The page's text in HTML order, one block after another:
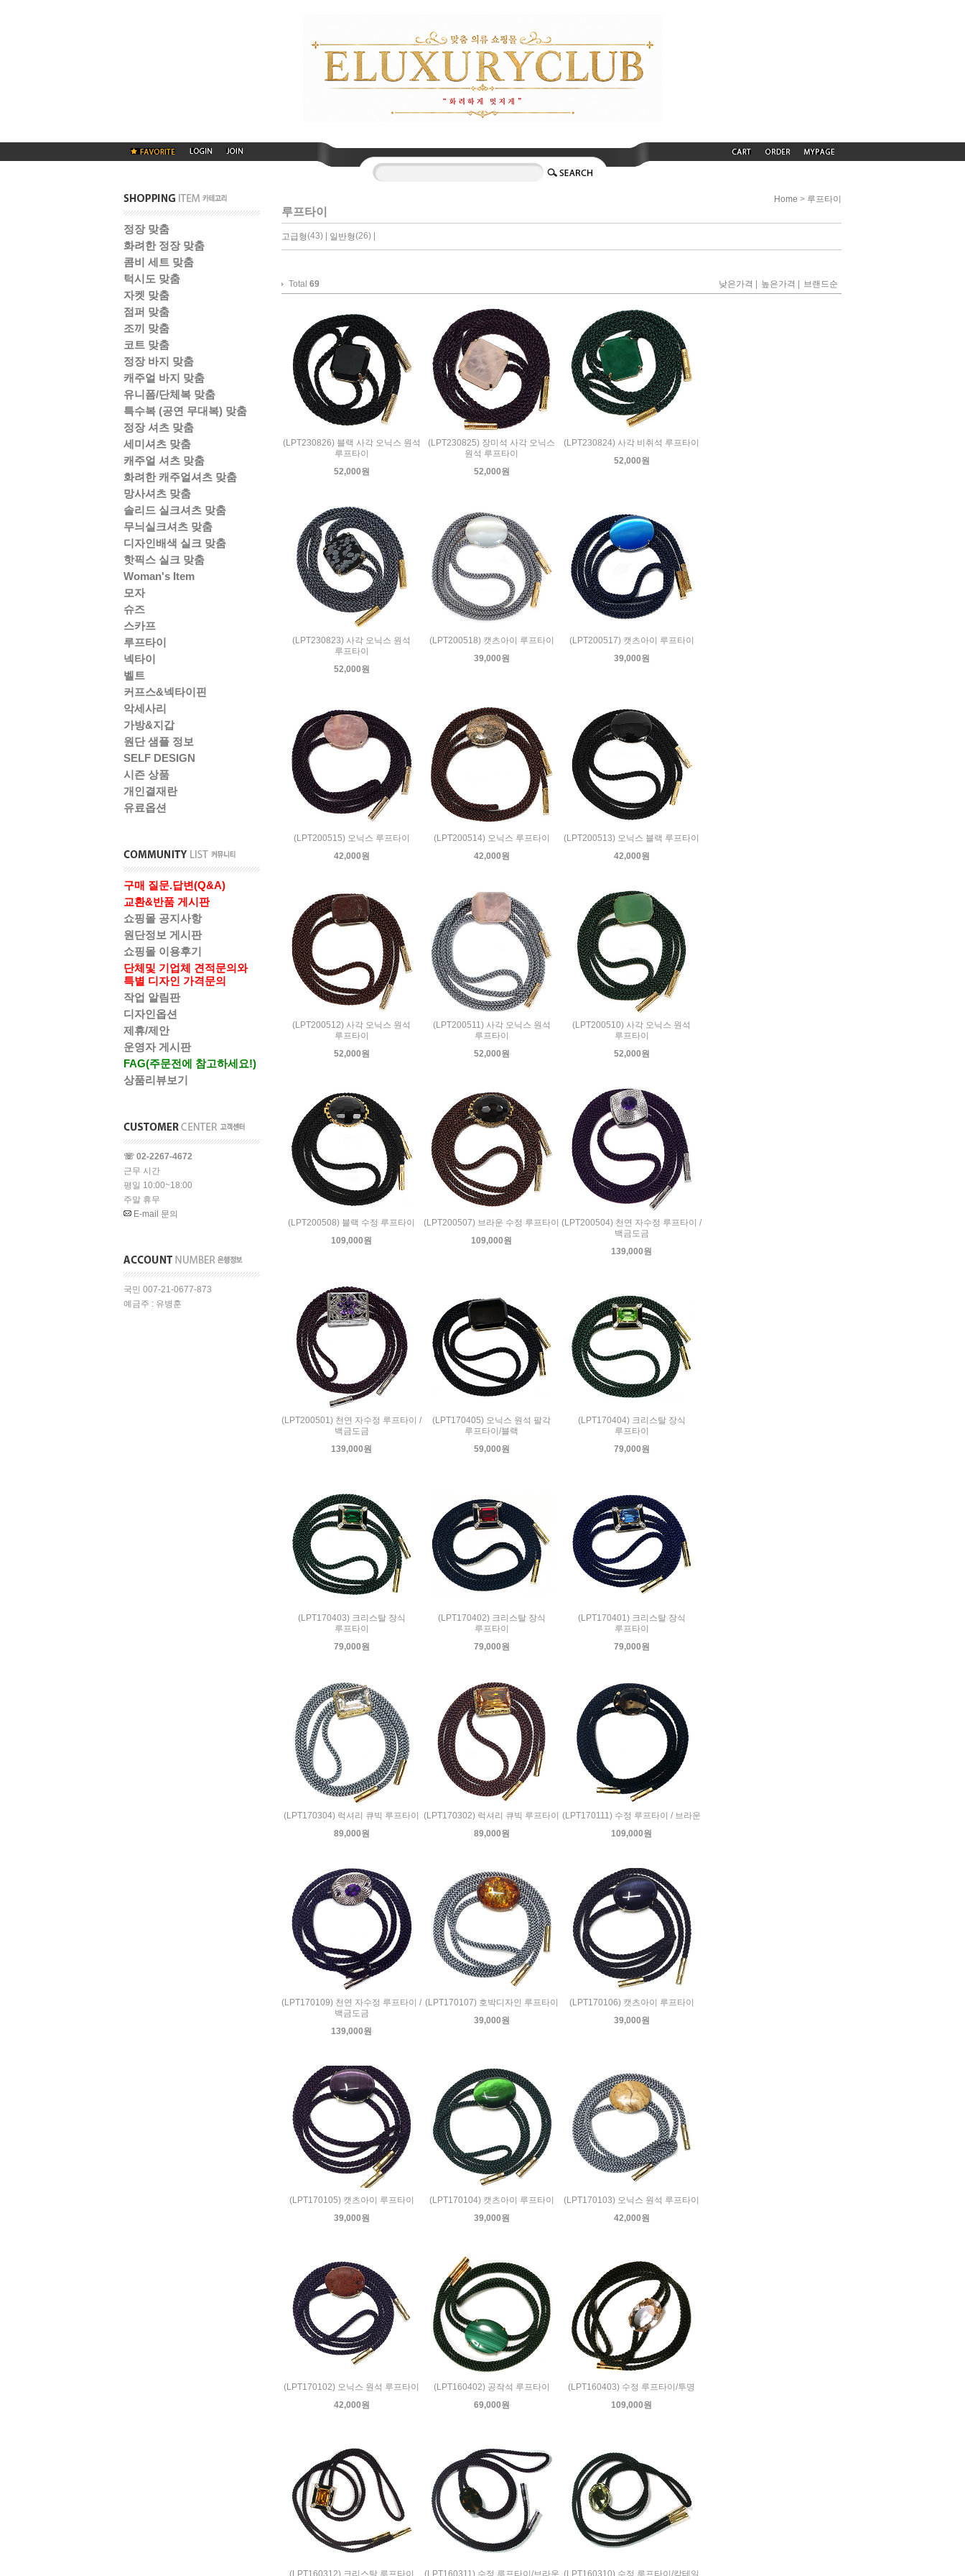
정장 맞춤
화려한 정장 맞춤
콤비 세트 맞춤
턱시도 맞춤
자켓 맞춤
점퍼 맞춤
조끼 맞춤
코트 맞춤
정장 바지 맞춤
캐주얼 바지 맞춤
유니폼/단체복 맞춤
특수복 (공연 무대복) 맞춤
정장 셔츠 맞춤
세미셔츠 맞춤
캐주얼 셔츠 맞춤
화려한 캐주얼셔츠 맞춤
망사셔츠 맞춤
솔리드 실크셔츠 맞춤
무늬실크셔츠 맞춤
디자인배색 실크 맞춤
핫픽스 실크 맞춤
Woman's Item
모자
슈즈
스카프
루프타이
넥타이
벨트
커프스&넥타이핀
악세사리
가방&지갑
원단 샘플 정보
SELF DESIGN
시즌 상품
개인결재란
유료옵션
구매 질문.답변(Q&A)
교환&반품 게시판
쇼핑몰 공지사항
원단정보 게시판
쇼핑몰 이용후기
단체및 기업체 견적문의와
특별 디자인 가격문의
작업 알림판
디자인옵션
제휴/제안
운영자 게시판
FAG(주문전에 참고하세요!)
상품리뷰보기
☏ 02-2267-4672
근무 시간
평일 10:00~18:00
주말 휴무
E-mail 문의
국민 007-21-0677-873
예금주 : 유병훈
Home > 루프타이
루프타이
고급형(43) | 일반형(26) |
Total 69 낮은가격 | 높은가격 | 브랜드순
(LPT230826) 블랙 사각 오닉스 원석
루프타이
52,000원
(LPT230825) 장미석 사각 오닉스
원석 루프타이
52,000원
(LPT230824) 사각 비취석 루프타이
52,000원
(LPT230823) 사각 오닉스 원석
루프타이
52,000원
(LPT200518) 캣츠아이 루프타이
39,000원
(LPT200517) 캣츠아이 루프타이
39,000원
(LPT200515) 오닉스 루프타이
42,000원
(LPT200514) 오닉스 루프타이
42,000원
(LPT200513) 오닉스 블랙 루프타이
42,000원
(LPT200512) 사각 오닉스 원석
루프타이
52,000원
(LPT200511) 사각 오닉스 원석
루프타이
52,000원
(LPT200510) 사각 오닉스 원석
루프타이
52,000원
(LPT200508) 블랙 수정 루프타이
109,000원
(LPT200507) 브라운 수정 루프타이
109,000원
(LPT200504) 천연 자수정 루프타이 /
백금도금
139,000원
(LPT200501) 천연 자수정 루프타이 /
백금도금
139,000원
(LPT170405) 오닉스 원석 팔각
루프타이/블랙
59,000원
(LPT170404) 크리스탈 장식
루프타이
79,000원
(LPT170403) 크리스탈 장식
루프타이
79,000원
(LPT170402) 크리스탈 장식
루프타이
79,000원
(LPT170401) 크리스탈 장식
루프타이
79,000원
(LPT170304) 럭셔리 큐빅 루프타이
89,000원
(LPT170302) 럭셔리 큐빅 루프타이
89,000원
(LPT170111) 수정 루프타이 / 브라운
109,000원
(LPT170109) 천연 자수정 루프타이 /
백금도금
139,000원
(LPT170107) 호박디자인 루프타이
39,000원
(LPT170106) 캣츠아이 루프타이
39,000원
(LPT170105) 캣츠아이 루프타이
39,000원
(LPT170104) 캣츠아이 루프타이
39,000원
(LPT170103) 오닉스 원석 루프타이
42,000원
(LPT170102) 오닉스 원석 루프타이
42,000원
(LPT160402) 공작석 루프타이
69,000원
(LPT160403) 수정 루프타이/투명
109,000원
(LPT160312) 크리스탈 루프타이 (LPT160311) 수정 루프타이/브라운 (LPT160310) 수정 루프타이/칵테일